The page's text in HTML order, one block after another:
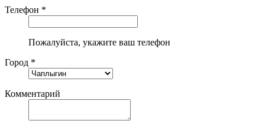
Телефон *
Пожалуйста, укажите ваш телефон
Город *
Комментарий